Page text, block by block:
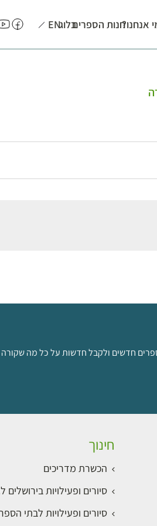
אנחנו?חנות הספריםבלוגEN
חדשים ולקבל חדשות על כל מה שקורה
חינוך
הכשרת מדריכים
סיורים ופעילויות בירושלים
סיורים ופעילויות לבתי